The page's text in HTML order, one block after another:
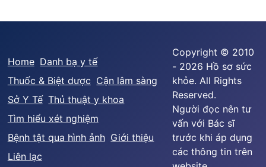
Home Danh bạ y tế
Thuốc & Biệt dược Cận lâm sàng
Sở Y Tế Thủ thuật y khoa
Tìm hiểu xét nghiệm
Bệnh tật qua hình ảnh Giới thiệu
Liên lạc
Copyright © 2010
- 2026 Hồ sơ sức
khỏe. All Rights
Reserved.
Người đọc nên tư
vấn với Bác sĩ
trước khi áp dụng
các thông tin trên